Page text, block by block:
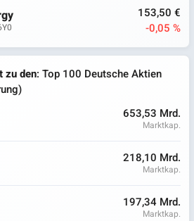
153,50 €
-0,05 %
zu den: Top 100 Deutsche Aktien
653,53 Mrd.
Marktkap.
218,10 Mrd.
Marktkap.
197,34 Mrd.
Marktkap.